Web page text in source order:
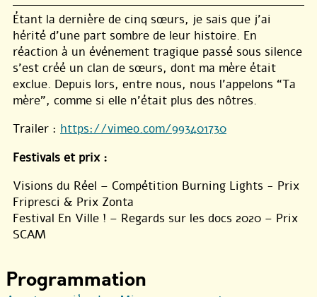
Étant la dernière de cinq sœurs, je sais que j’ai
hérité d’une part sombre de leur histoire. En
réaction à un événement tragique passé sous silence
s’est créé un clan de sœurs, dont ma mère était
exclue. Depuis lors, entre nous, nous l’appelons “Ta
mère”, comme si elle n’était plus des nôtres.
Trailer : https://vimeo.com/993401730
Festivals et prix :
Visions du Réel – Compétition Burning Lights - Prix
Fripresci & Prix Zonta
Festival En Ville ! – Regards sur les docs 2020 – Prix
SCAM
Programmation